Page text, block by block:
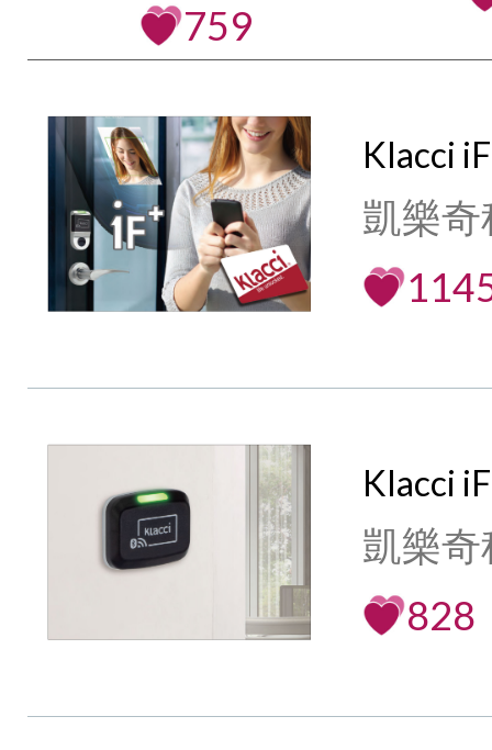
759
Klacci
凱樂
Klacci
凱樂
828